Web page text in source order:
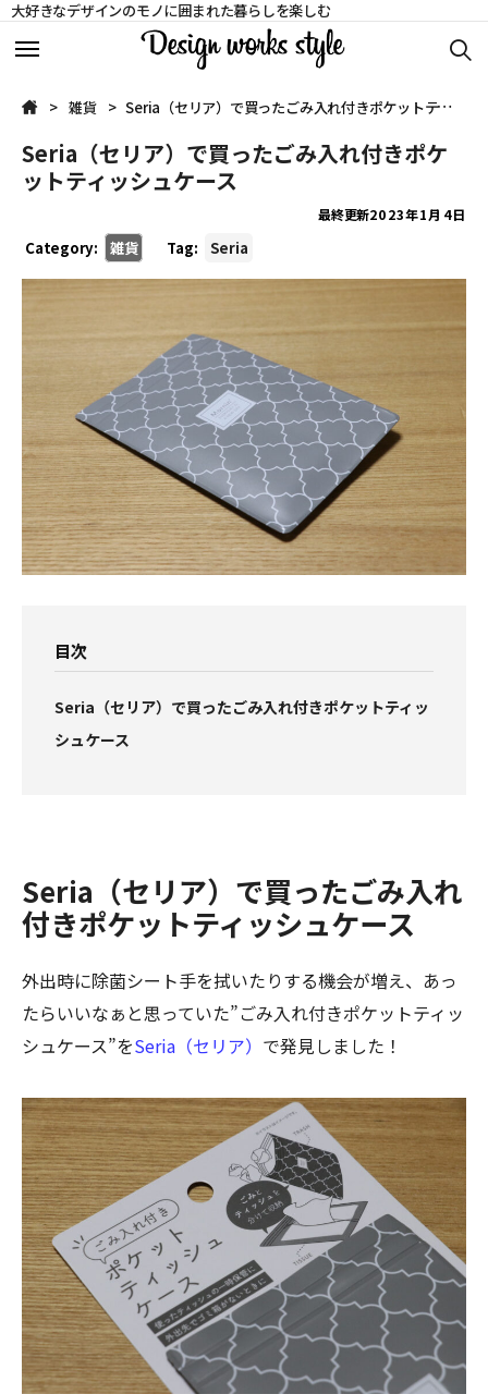
大好きなデザインのモノに囲まれた暮らしを楽しむ
インテリア
キッチン
文具
ハンドメイド
CLOSE
インテリア
キッチン
文具
ハンドメイド
CLOSE
雑貨 Seria（セリア）で買ったごみ入れ付きポケットティッシュケース
Seria（セリア）で買ったごみ入れ付きポケ
ットティッシュケース
最終更新2023年1月4日
Category: 雑貨 Tag: Seria
目次
Seria（セリア）で買ったごみ入れ付きポケットティッ
シュケース
Seria（セリア）で買ったごみ入れ
付きポケットティッシュケース
外出時に除菌シート手を拭いたりする機会が増え、あっ
たらいいなぁと思っていた”ごみ入れ付きポケットティッ
シュケース”をSeria（セリア） で発見しました！